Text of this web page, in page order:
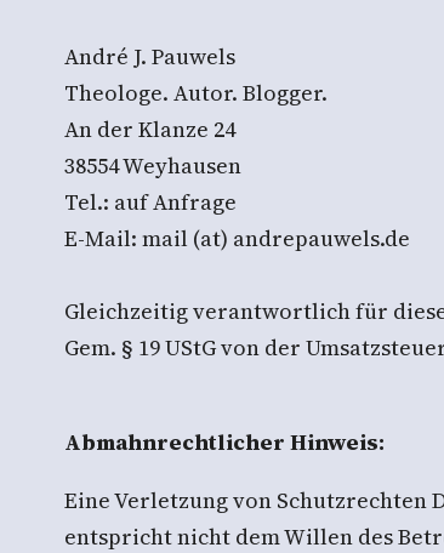
André J. Pauwels
Theologe. Autor. Blogger.
An der Klanze 24
38554 Weyhausen
Tel.: auf Anfrage
E-Mail: mail (at) andrepauwels.de
Gleichzeitig verantwortlich für
Gem. § 19 UStG von der
Abmahnrechtlicher Hinweis:
Eine Verletzung von
entspricht nicht dem Willen des